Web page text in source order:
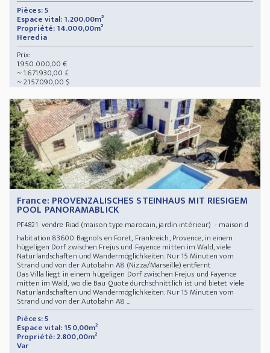
Pièces: 5
Espace vital: 1.200,00m²
Propriété: 14.000,00m²
Heredia
Prix:
1.950.000,00 €
~ 1.671.930,00 £
~ 2.157.090,00 $
France: PROVENZALISCHES STEINHAUS MIT RIESIGEM
POOL PANORAMABLICK
PF4821 vendre Riad (maison type marocain, jardin intérieur) - maison d
habitation 83600 Bagnols en Foret, Frankreich, Provence, in einem
hügeligen Dorf zwischen Frejus und Fayence mitten im Wald, viele
Naturlandschaften und Wandermöglichkeiten. Nur 15 Minuten vom
Strand und von der Autobahn A8 (Nizza/Marseille) entfernt
Das Villa liegt in einem hügeligen Dorf zwischen Frejus und Fayence
mitten im Wald, wo die Bau Quote durchschnittlich ist und bietet viele
Naturlandschaften und Wandermöglichkeiten. Nur 15 Minuten vom
Strand und von der Autobahn A8 ...
Pièces: 5
Espace vital: 150,00m²
Propriété: 2.800,00m²
Var